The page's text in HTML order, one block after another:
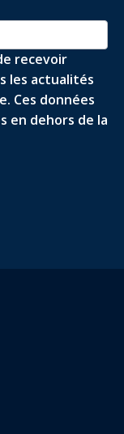
recevoir
les actualités
Ces données
en dehors de la